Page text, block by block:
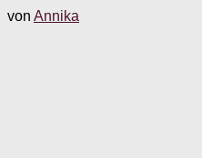
von Annika